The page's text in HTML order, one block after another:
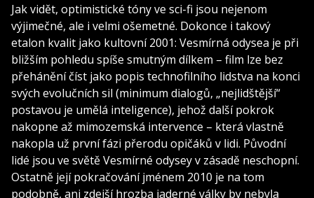
Jak vidět, optimistické tóny ve sci-fi jsou nejenom
výjimečné, ale i velmi ošemetné. Dokonce i takový
etalon kvalit jako kultovní 2001: Vesmírná odysea je při
bližším pohledu spíše smutným dílkem – film lze bez
přehánění číst jako popis technofilního lidstva na konci
svých evolučních sil (minimum dialogů, „nejlidštější“
postavou je umělá inteligence), jehož další pokrok
nakopne až mimozemská intervence – která vlastně
nakopla už první fázi přerodu opičáků v lidi. Původní
lidé jsou ve světě Vesmírné odysey v zásadě neschopní.
Ostatně její pokračování jménem 2010 je na tom
podobně, ani zdejší hrozba jaderné války by nebyla